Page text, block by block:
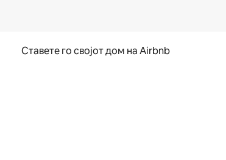
Ставете го својот дом на Airbnb